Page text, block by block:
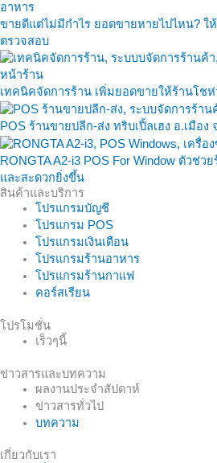
ขายดีแต่ไม่มีกำไร ยอดขายหายไปไหน? ใ
ตรวจสอบ
เทคนิคจัดการร้าน เพิ่มยอดขายให้ร้านโชห่
POS ร้านขายปลีก-ส่ง ทริบเปิ้ลเฮง อ.เมือ
RONGTA A2-i3 POS For Window ตัวช่ว
และสะดวกยิ่งขึ้น
สินค้าและบริการ
โปรแกรมบัญชี
โปรแกรม POS
โปรแกรมเงินเดือน
โปรแกรมร้านอาหาร
โปรแกรมร้านกาแฟ
คอร์สเรียน
โปรโมชั่น
เร็วๆนี้
ข่าวสารและบทความ
ผลงานประจำสัปดาห์
ข่าวสารทั่วไป
บทความ
เกี่ยวกับเรา